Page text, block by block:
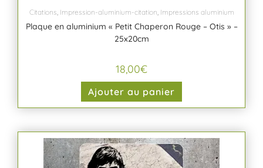
Citations, Impression-aluminium-citation, Impressions aluminium
Plaque en aluminium « Petit Chaperon Rouge – Otis » –
25x20cm
18,00€
Ajouter au panier